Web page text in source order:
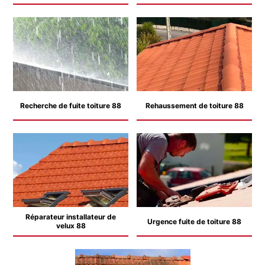
Recherche de fuite toiture 88 Rehaussement de toiture 88
Réparateur installateur de
velux 88
Urgence fuite de toiture 88